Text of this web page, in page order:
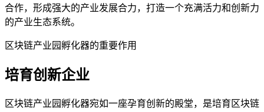
合作，形成强大的产业发展合力，打造一个充满活力和创新力
的产业生态系统。
区块链产业园孵化器的重要作用
培育创新企业
区块链产业园孵化器宛如一座孕育创新的殿堂，是培育区块链